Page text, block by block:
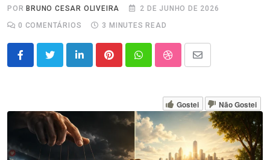
POR BRUNO CESAR OLIVEIRA
2 DE JUNHO DE 2026
0 COMENTÁRIOS 3 MINUTES READ
LinkedInPinterestWhatsappStumbleUpon
Share
Email
Gostei Não Gostei